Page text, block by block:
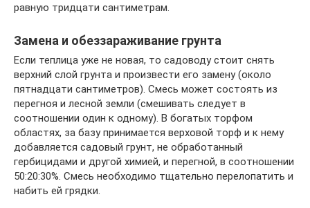
равную тридцати сантиметрам.
Замена и обеззараживание грунта
Если теплица уже не новая, то садоводу стоит снять
верхний слой грунта и произвести его замену (около
пятнадцати сантиметров). Смесь может состоять из
перегноя и лесной земли (смешивать следует в
соотношении один к одному). В богатых торфом
областях, за базу принимается верховой торф и к нему
добавляется садовый грунт, не обработанный
гербицидами и другой химией, и перегной, в соотношении
50:20:30%. Смесь необходимо тщательно перелопатить и
набить ей грядки.